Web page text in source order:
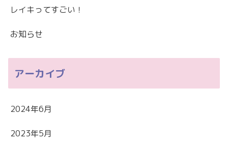
レイキってすごい！
お知らせ
アーカイブ
2024年6月
2023年5月